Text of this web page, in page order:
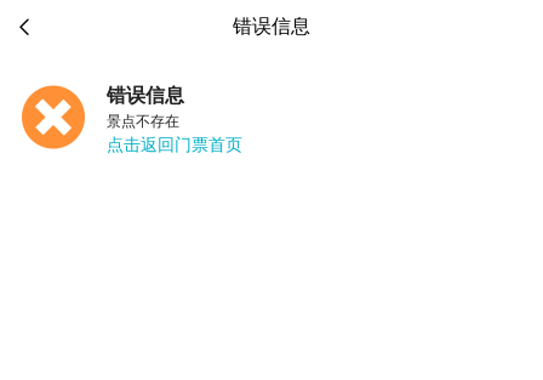
 错误信息
错误信息
景点不存在
点击返回门票首页